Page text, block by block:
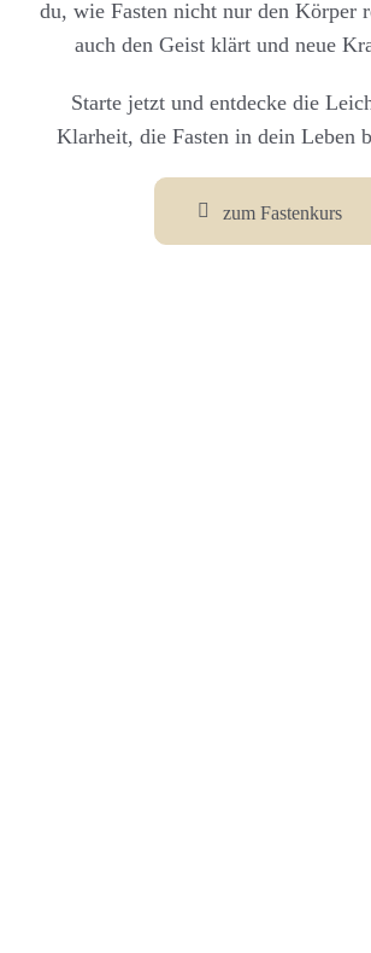
du, wie Fasten nicht nur den Körper
auch den Geist klärt und neue
Starte jetzt und entdecke die
Klarheit, die Fasten in dein Leben
zum Fastenkurs